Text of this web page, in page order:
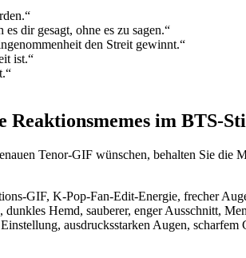
dir gesagt, ohne es zu sagen.“
den Streit gewinnt.“
ist.“
Reaktionsmemes im BTS-
Tenor-GIF wünschen, behalten Sie
GIF, K-Pop-Fan-Edit-Energie, frecher
Hemd, sauberer, enger Ausschnitt,
ausdrucksstarken Augen, scharfem